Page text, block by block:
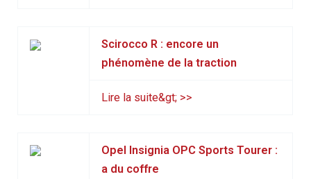
Scirocco R : encore un
phénomène de la traction
Lire la suite&gt; >>
Opel Insignia OPC Sports Tourer :
a du coffre